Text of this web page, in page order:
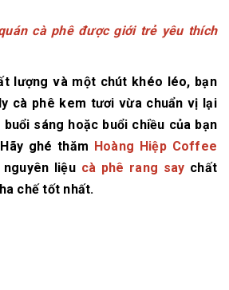
cà phê được giới trẻ yêu thích
lượng và một chút khéo léo, bạn
cà phê kem tươi vừa chuẩn vị lại
sáng hoặc buổi chiều của bạn
ghé thăm Hoàng Hiệp Coffee
liệu cà phê rang say chất
chế tốt nhất.